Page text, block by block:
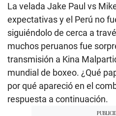
La velada Jake Paul vs
expectativas y el Perú no
siguiéndolo de cerca a
muchos peruanos fue
transmisión a Kina
mundial de boxeo. ¿Qué
por qué apareció en el
respuesta a continuación.